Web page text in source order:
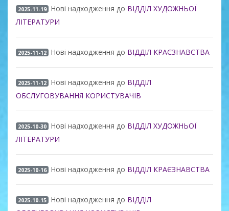
2025-11-19 Нові надходження до ВІДДІЛ ХУДОЖНЬОЇ
ЛІТЕРАТУРИ
2025-11-12 Нові надходження до ВІДДІЛ КРАЄЗНАВСТВА
2025-11-12 Нові надходження до ВІДДІЛ
ОБСЛУГОВУВАННЯ КОРИСТУВАЧІВ
2025-10-30 Нові надходження до ВІДДІЛ ХУДОЖНЬОЇ
ЛІТЕРАТУРИ
2025-10-16 Нові надходження до ВІДДІЛ КРАЄЗНАВСТВА
2025-10-15 Нові надходження до ВІДДІЛ